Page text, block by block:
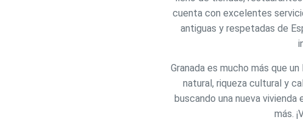
cuenta con excelentes
antiguas y respetadas de
Granada es mucho más que
natural, riqueza cultural y
buscando una nueva
más.
medición de la
los usuarios
que hacen los
del usuario
experiencia a
Marketing y
Estas cookies
elecciones
hábitos de